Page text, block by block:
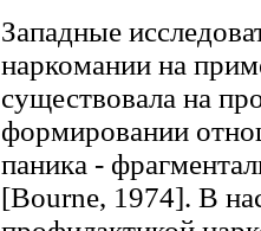
Западные
наркомании на
существовала на
формировании
паника -
[Bourne, 1974]. В